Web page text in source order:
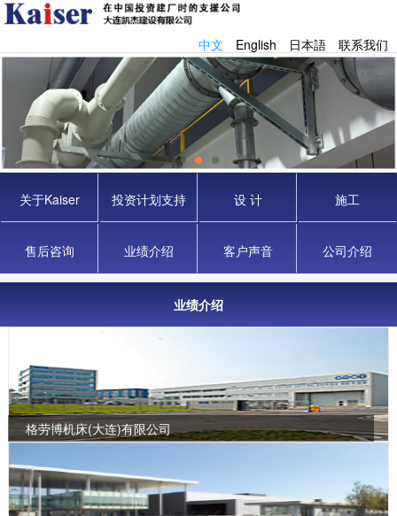
中文 English 日本語 联系我们
关于Kaiser 投资计划支持 设 计 施工
售后咨询 业绩介绍 客户声音 公司介绍
业绩介绍
格劳博机床(大连)有限公司